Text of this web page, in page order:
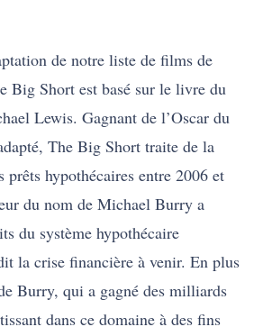
de notre liste de films de
Big Short est basé sur le livre du
Lewis. Gagnant de l’Oscar du
The Big Short traite de la
prêts hypothécaires entre 2006 et
du nom de Michael Burry a
du système hypothécaire
la crise financière à venir. En plus
Burry, qui a gagné des milliards
dans ce domaine à des fins